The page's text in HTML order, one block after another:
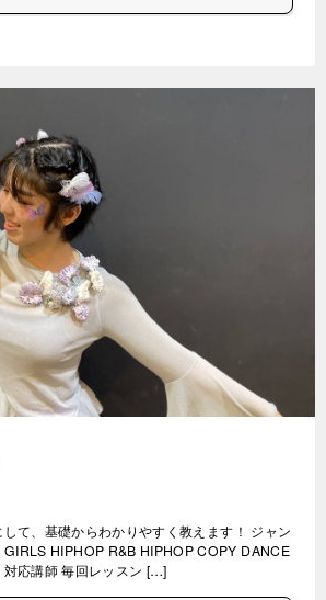
て、基礎からわかりやすく教えます！ ジャン
HIPHOP R&B HIPHOP COPY DANCE
応講師 毎回レッスン […]